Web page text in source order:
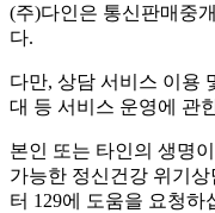
(주)다인은 통신판매중
다.
다만, 상담 서비스 이용
대 등 서비스 운영에 관
본인 또는 타인의 생명
가능한 정신건강 위기상
터 129에 도움을 요청하